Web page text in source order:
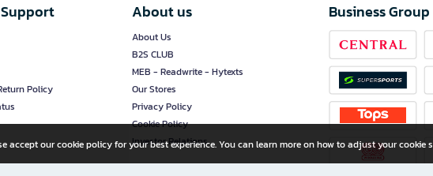
Policy
About us
About Us
B2S CLUB
MEB - Readwrite - Hytexts
Our Stores
Privacy Policy
Cookie Policy
Investor Relations
Business Group
accept our cookie policy for your best experience. You can learn more on how to adjust your cookie